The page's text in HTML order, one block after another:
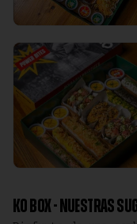
KO BOX - NUESTRAS